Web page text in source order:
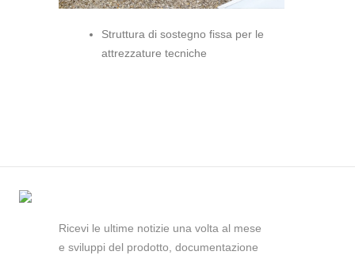
Struttura di sostegno fissa per le
attrezzature tecniche
Ricevi le ultime notizie una volta al mese
e sviluppi del prodotto, documentazione